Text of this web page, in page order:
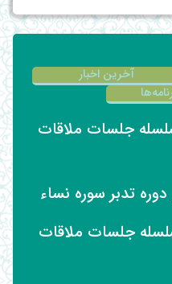
آخرین اخبار
سلسله جلسات ملاقات
سلسله جلسات ملاقات